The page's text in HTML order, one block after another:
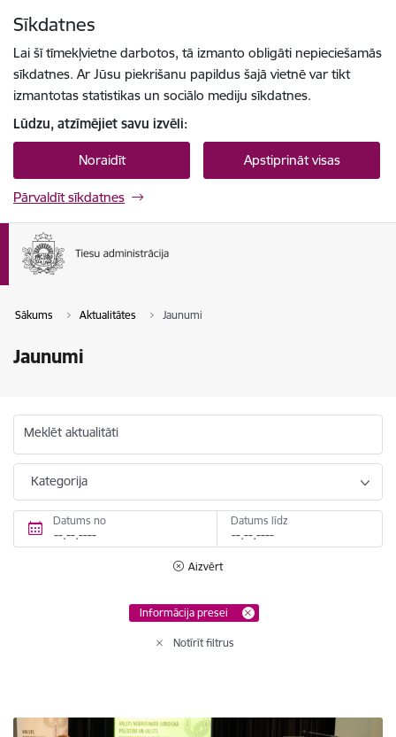
Sīkdatnes
Lai šī tīmekļvietne darbotos, tā izmanto obligāti nepieciešamās
sīkdatnes. Ar Jūsu piekrišanu papildus šajā vietnē var tikt
izmantotas statistikas un sociālo mediju sīkdatnes.
Lūdzu, atzīmējiet savu izvēli:
Noraidīt Apstiprināt visas
Pārvaldīt sīkdatnes
Sākums Aktualitātes Jaunumi
Jaunumi
Meklēt aktualitāti
Kategorija
Datums no Datums līdz
Aizvērt
Informācija presei
Notīrīt filtrus